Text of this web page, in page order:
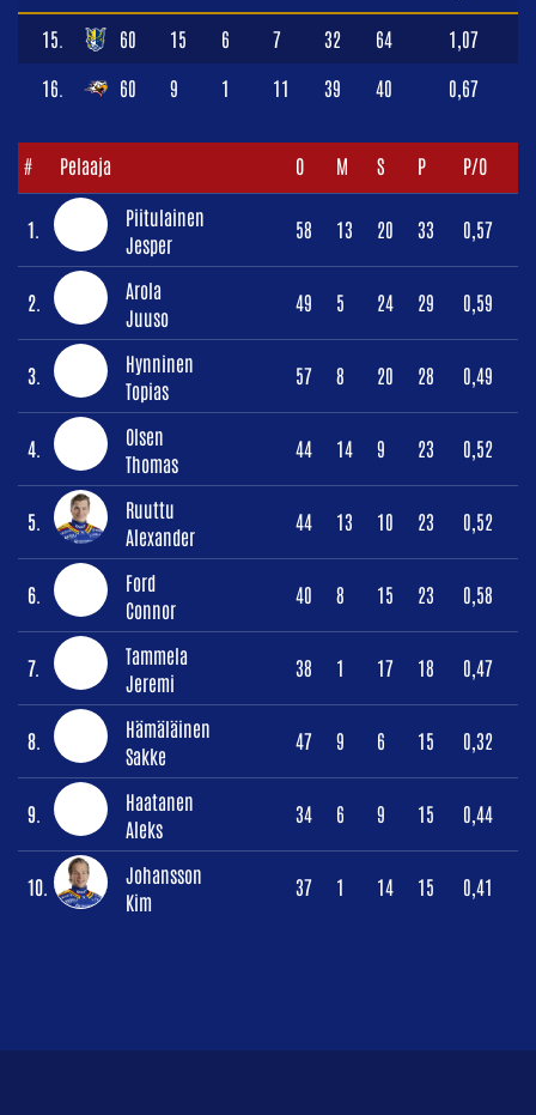
15. 60 15 6 7 32 64 1,07
16. 60 9 1 11 39 40 0,67
# Pelaaja O M S P P/O
1.
Piitulainen
Jesper
58 13 20 33 0,57
2.
Arola
Juuso
49 5 24 29 0,59
3.
Hynninen
Topias
57 8 20 28 0,49
4.
Olsen
Thomas
44 14 9 23 0,52
5.
Ruuttu
Alexander
44 13 10 23 0,52
6.
Ford
Connor
40 8 15 23 0,58
7.
Tammela
Jeremi
38 1 17 18 0,47
8.
Hämäläinen
Sakke
47 9 6 15 0,32
9.
Haatanen
Aleks
34 6 9 15 0,44
10.
Johansson
Kim
37 1 14 15 0,41